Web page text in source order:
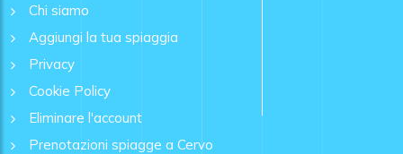
Chi siamo
Aggiungi la tua spiaggia
Privacy
Cookie Policy
Eliminare l'account
Prenotazioni spiagge a Cervo